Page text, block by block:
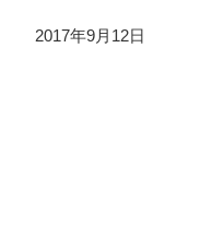
2017年9月12日